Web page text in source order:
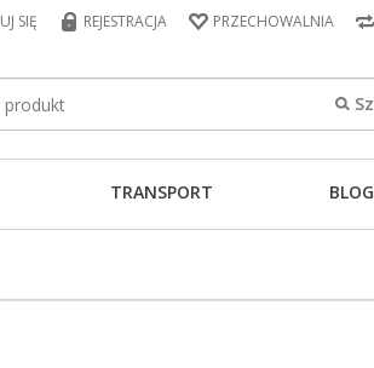
SIĘ REJESTRACJA PRZECHOWALNIA
TRANSPORT BLOG